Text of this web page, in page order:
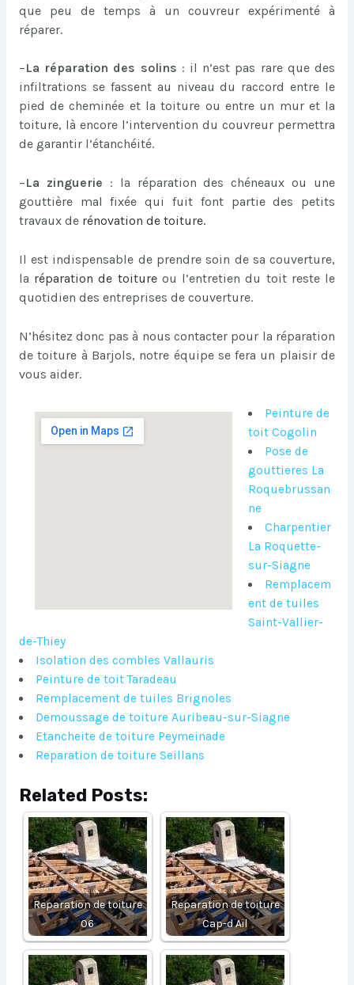
que peu de temps à un couvreur expérimenté à
réparer.
–La réparation des solins : il n’est pas rare que des
infiltrations se fassent au niveau du raccord entre le
pied de cheminée et la toiture ou entre un mur et la
toiture, là encore l’intervention du couvreur permettra
de garantir l’étanchéité.
–La zinguerie : la réparation des chéneaux ou une
gouttière mal fixée qui fuit font partie des petits
travaux de rénovation de toiture.
Il est indispensable de prendre soin de sa couverture,
la réparation de toitureou l’entretien du toit reste le
quotidien des entreprises de couverture.
N’hésitez donc pas à nous contacter pour la réparation
de toiture à Barjols, notre équipe se fera un plaisir de
vous aider.
Peinture de
toit Cogolin
Pose de
gouttieres La
Roquebrussan
ne
Charpentier
La Roquette-
sur-Siagne
Remplacem
ent de tuiles
Saint-Vallier-
de-Thiey
Isolation des combles Vallauris
Peinture de toit Taradeau
Remplacement de tuiles Brignoles
Demoussage de toiture Auribeau-sur-Siagne
Etancheite de toiture Peymeinade
Reparation de toiture Seillans
Related Posts:
Reparation de toiture
06
Reparation de toiture
Cap-d Ail